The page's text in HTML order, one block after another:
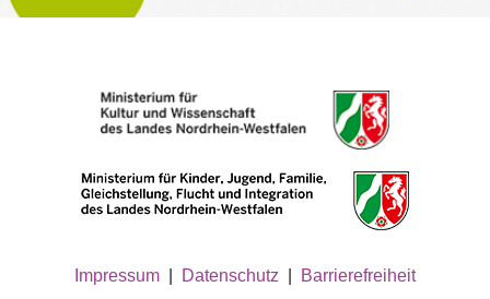
Impressum Datenschutz Barrierefreiheit